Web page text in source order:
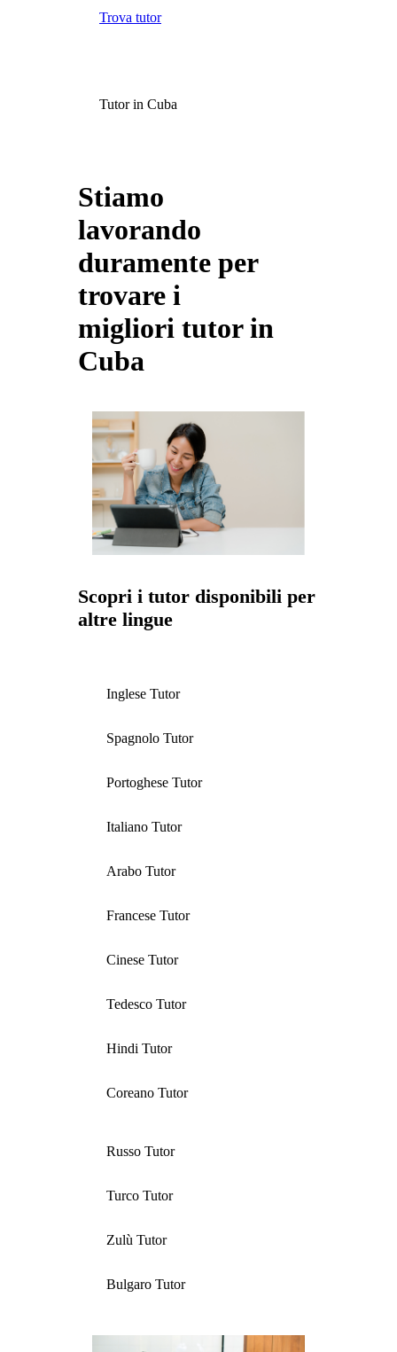
Trova tutor
Tutor in Cuba
Stiamo
lavorando
duramente per
trovare i
migliori tutor in
Cuba
Scopri i tutor disponibili per
altre lingue
Inglese Tutor
Spagnolo Tutor
Portoghese Tutor
Italiano Tutor
Arabo Tutor
Francese Tutor
Cinese Tutor
Tedesco Tutor
Hindi Tutor
Coreano Tutor
Russo Tutor
Turco Tutor
Zulù Tutor
Bulgaro Tutor